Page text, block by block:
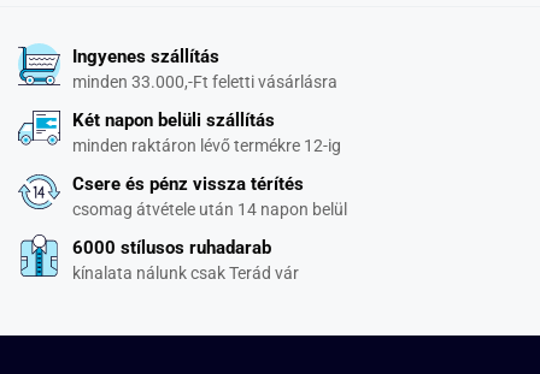
Ingyenes szállítás
minden 33.000,-Ft feletti vásárlásra
Két napon belüli szállítás
minden raktáron lévő termékre 12-ig
Csere és pénz vissza térítés
csomag átvétele után 14 napon belül
6000 stílusos ruhadarab
kínalata nálunk csak Terád vár